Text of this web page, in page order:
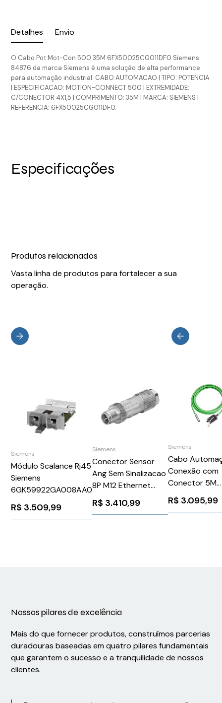
Detalhes Envio
O Cabo Pot Mot-Con 500 35M 6FX50025CG011DF0 Siemens
84876 da marca Siemens é uma solução de alta performance
para automação industrial. CABO AUTOMACAO | TIPO: POTENCIA
| ESPECIFICACAO: MOTION-CONNECT 500 | EXTREMIDADE:
C/CONECTOR 4X1,5 | COMPRIMENTO: 35M | MARCA: SIEMENS |
REFERENCIA: 6FX50025CG011DF0.
Especificações
Produtos relacionados
Vasta linha de produtos para fortalecer a sua
operação.
Siemens
Módulo Scalance Rj45
Siemens
6GK59922GA008AA0
R$ 3.509,99
Siemens
Conector Sensor
Ang Sem Sinalizacao
8P M12 Ethernet
Siemens
6GK19010DB306AA8
R$ 3.410,99
Siemens
Cabo
Conexão com
Conector 5M
Simatic Hmi
Siemens
R$ 3.095,99
Nossos pilares de excelência
Mais do que fornecer produtos, construímos parcerias
duradouras baseadas em quatro pilares fundamentais
que garantem o sucesso e a tranquilidade de nossos
clientes.